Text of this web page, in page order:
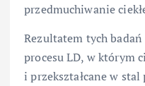
przedmuchiwanie
Rezultatem tych
procesu LD, w którym
i przekształcane w